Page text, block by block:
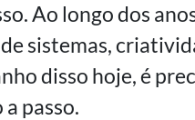
Ao longo dos
sistemas,
disso hoje, é
passo.